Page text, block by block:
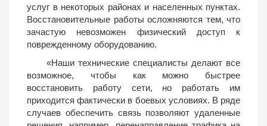
услуг в некоторых районах и населенных пунктах.
Восстановительные работы осложняются тем, что
зачастую невозможен физический доступ к
поврежденному оборудованию.
«Наши технические специалисты делают все
возможное, чтобы как можно быстрее
восстановить работу сети, но работать им
приходится фактически в боевых условиях. В ряде
случаев обеспечить связь позволяют удаленные